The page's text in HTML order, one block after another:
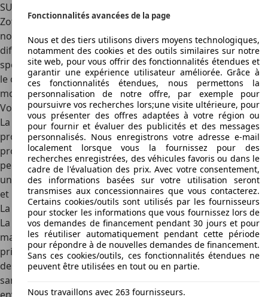
SUV représentent beaucoup pour la marque. La série
Zotye T a injecté sur le marché, plusieurs modèles de SUV,
notamment le SUV T300, T500, T600, T700 et T800. Ces
différents modèles coupés sont disponibles en version
sport de 5 portes. Il faut tout de même regretter le fait que
le constructeur chinois Zotye n’exporte pas encore ses
modèles.
Voiture électrique de Zotye
La marque automobile chinoise Zotye s’est orientée vers la
production des voitures de luxe électriques. Elle vous
propose plusieurs modèles de voitures 100% électriques
performantes et ultraconfortables. Vous avez dans ce lot
une berline Z500EV Pro et trois citadines E200, Domy Zema
et le Cloud 100 plus.
La cible de la marque Zotye
La marque a pour principale cible pour le moment, le
marché chinois. Les automobilistes chinois sont les
principaux clients du constructeur. Ceux-ci peuvent acheter
des modèles voiture neuve ou une voiture Zotye d’occasion
sans problème. Toutefois, ce constructeur automobile
Fonctionnalités avancées de la page
Nous et des tiers utilisons divers moyens technologiques,
notamment des cookies et des outils similaires sur notre
site web, pour vous offrir des fonctionnalités étendues et
garantir une expérience utilisateur améliorée. Grâce à
ces fonctionnalités étendues, nous permettons la
personnalisation de notre offre, par exemple pour
poursuivre vos recherches lors;une visite ultérieure, pour
vous présenter des offres adaptées à votre région ou
pour fournir et évaluer des publicités et des messages
personnalisés. Nous enregistrons votre adresse e-mail
localement lorsque vous la fournissez pour des
recherches enregistrées, des véhicules favoris ou dans le
cadre de l'évaluation des prix. Avec votre consentement,
des informations basées sur votre utilisation seront
transmises aux concessionnaires que vous contacterez.
Certains cookies/outils sont utilisés par les fournisseurs
pour stocker les informations que vous fournissez lors de
vos demandes de financement pendant 30 jours et pour
les réutiliser automatiquement pendant cette période
pour répondre à de nouvelles demandes de financement.
Sans ces cookies/outils, ces fonctionnalités étendues ne
peuvent être utilisées en tout ou en partie.
Nous travaillons avec 263 fournisseurs.